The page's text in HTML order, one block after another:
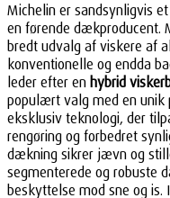
Michelin er sandsynligvis
en førende dækproducent.
bredt udvalg af viskere af
konventionelle og endda
leder efter en hybrid
populært valg med en unik
eksklusiv teknologi, der
rengøring og forbedret
dækning sikrer jævn og
segmenterede og robuste
beskyttelse mod sne og is.